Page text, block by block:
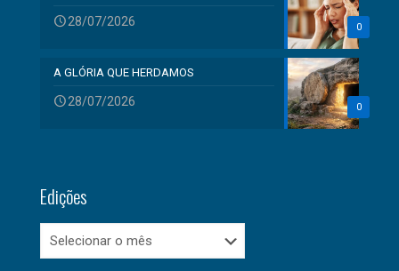
0
28/07/2026
0
A GLÓRIA QUE HERDAMOS
28/07/2026
Edições
Edições